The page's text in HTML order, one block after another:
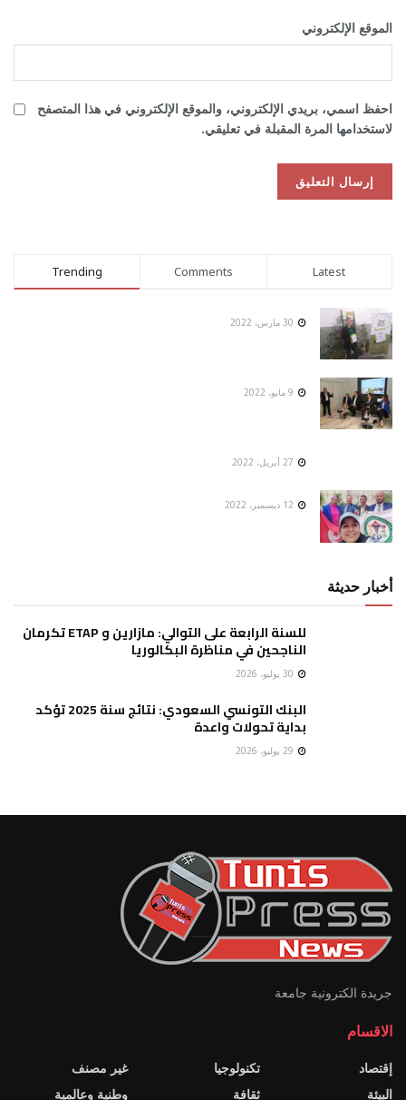
الموقع الإلكتروني
احفظ اسمي، بريدي الإلكتروني، والموقع الإلكتروني في هذا المتصفح
لاستخدامها المرة المقبلة في تعليقي.
Trending Comments Latest
أخبار حديثة
للسنة الرابعة على التوالي: مازارين و ETAP تكرمان
الناجحين في مناظرة البكالوريا
البنك التونسي السعودي: نتائج سنة 2025 تؤكد
بداية تحولات واعدة
جريدة الكترونية جامعة
الاقسام
إقتصاد
البيئة
تكنولوجيا
ثقافة
غير مصنف
وطنية وعالمية